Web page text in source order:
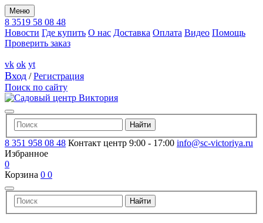
Меню
8 3519 58 08 48
Новости Где купить О нас Доставка Оплата Видео Помощь
Проверить заказ
vk ok yt
Вход /Регистрация
Поиск по сайту
8 351 958 08 48 Контакт центр 9:00 - 17:00 info@sc-victoriya.ru
Избранное
0
Корзина 0 0